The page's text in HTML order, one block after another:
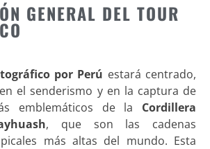
GENERAL DEL TOUR
por Perú estará centrado,
el senderismo y en la captura de
emblemáticos de la Cordillera
, que son las cadenas
más altas del mundo. Esta